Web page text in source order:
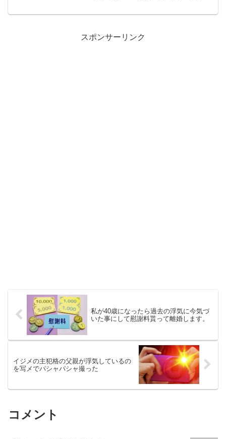
スポンサーリンク
私が40歳になったら過去の浮気に今気づ
いた事にして慰謝料貰って離婚します。
イジメの主犯格の父親が浮気しているの
を写メでパシャパシャ撮った
コメント